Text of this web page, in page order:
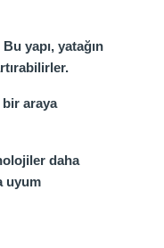
yapı, yatağın
bir araya
daha
uyum